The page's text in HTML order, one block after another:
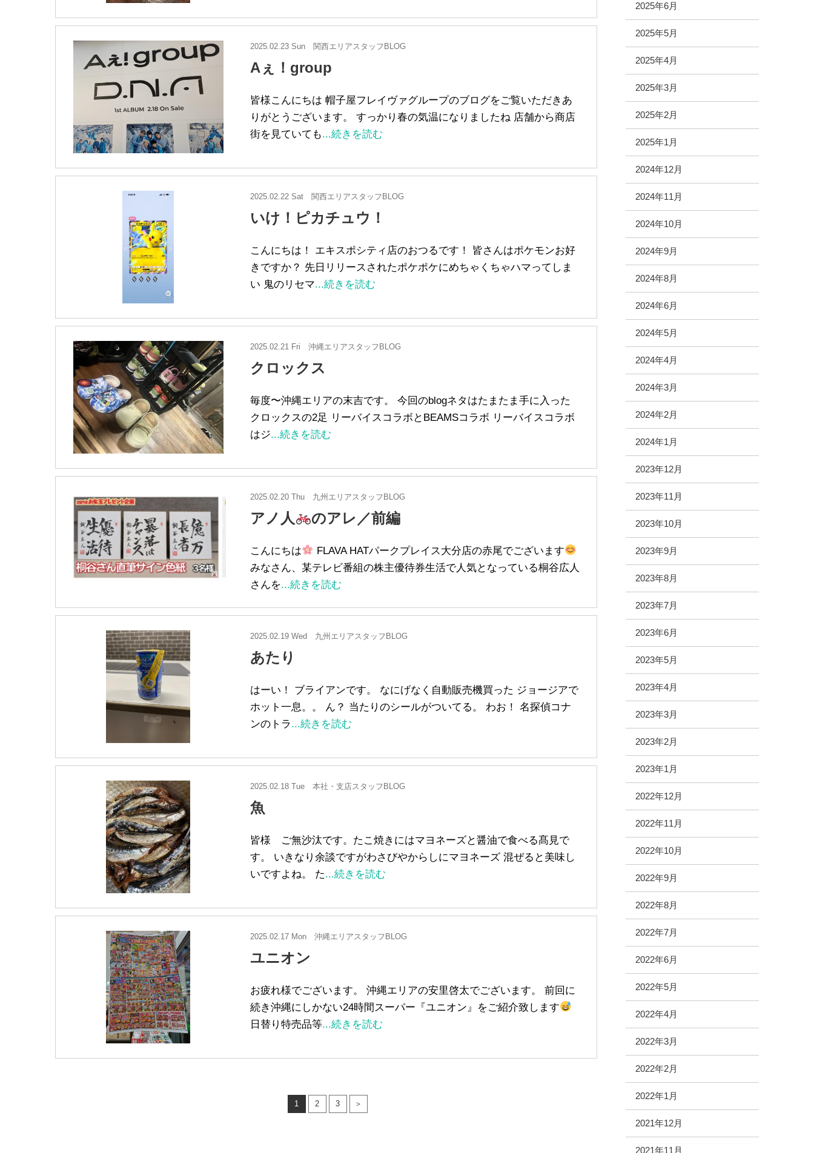
2025.02.23 Sun 関西エリアスタッフBLOG
Aぇ！group
皆様こんにちは 帽子屋フレイヴァグループのブログをご覧いただきあ
りがとうございます。 すっかり春の気温になりましたね 店舗から商店
街を見ていても...続きを読む
2025.02.22 Sat 関西エリアスタッフBLOG
いけ！ピカチュウ！
こんにちは！ エキスポシティ店のおつるです！ 皆さんはポケモンお好
きですか？ 先日リリースされたポケポケにめちゃくちゃハマってしま
い 鬼のリセマ...続きを読む
2025.02.21 Fri 沖縄エリアスタッフBLOG
クロックス
毎度〜沖縄エリアの末吉です。 今回のblogネタはたまたま手に入った
クロックスの2足 リーバイスコラボとBEAMSコラボ リーバイスコラボ
はジ...続きを読む
2025.02.20 Thu 九州エリアスタッフBLOG
アノ人 のアレ／前編
こんにちは
FLAVA HATパークプレイス大分店の赤尾でございます
みなさん、某テレビ番組の株主優待券生活で人気となっている桐谷広人
さんを...続きを読む
2025.02.19 Wed 九州エリアスタッフBLOG
あたり
はーい！ ブライアンです。 なにげなく自動販売機買った ジョージアで
ホット一息。。 ん？ 当たりのシールがついてる。 わお！ 名探偵コナ
ンのトラ ...続きを読む
2025.02.18 Tue 本社・支店スタッフBLOG
魚
皆様 ご無沙汰です。たこ焼きにはマヨネーズと醤油で食べる髙見で
す。 いきなり余談ですがわさびやからしにマヨネーズ 混ぜると美味し
いですよね。 た...続きを読む
2025.02.17 Mon 沖縄エリアスタッフBLOG
ユニオン
お疲れ様でございます。 沖縄エリアの安里啓太でございます。 前回に
続き沖縄にしかない24時間スーパー『ユニオン』をご紹介致します
日替り特売品等...続きを読む
1 2 3 ＞
2025年6月
2025年5月
2025年4月
2025年3月
2025年2月
2025年1月
2024年12月
2024年11月
2024年10月
2024年9月
2024年8月
2024年6月
2024年5月
2024年4月
2024年3月
2024年2月
2024年1月
2023年12月
2023年11月
2023年10月
2023年9月
2023年8月
2023年7月
2023年6月
2023年5月
2023年4月
2023年3月
2023年2月
2023年1月
2022年12月
2022年11月
2022年10月
2022年9月
2022年8月
2022年7月
2022年6月
2022年5月
2022年4月
2022年3月
2022年2月
2022年1月
2021年12月
2021年11月